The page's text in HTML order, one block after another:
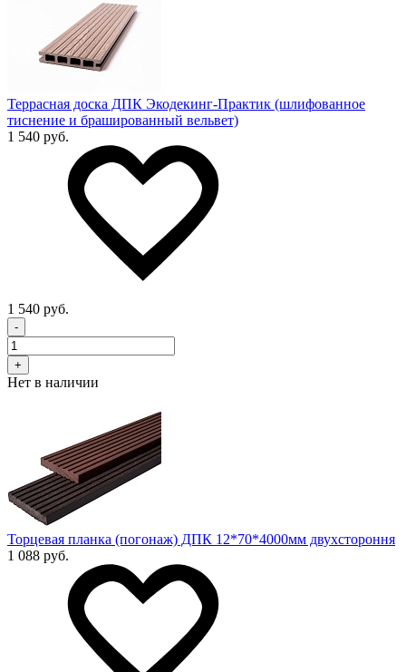
Террасная доска ДПК Экодекинг-Практик (шлифованное
тиснение и брашированный вельвет)
1 540 руб.
1 540 руб.
-
+
Нет в наличии
Торцевая планка (погонаж) ДПК 12*70*4000мм двухстороння
1 088 руб.